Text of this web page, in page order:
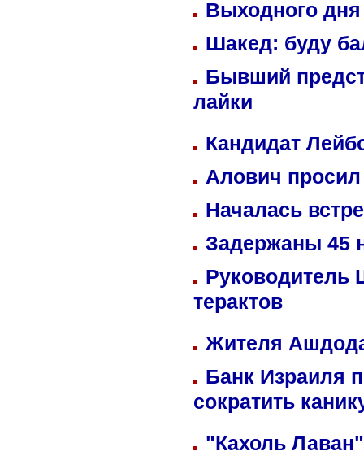
Выходного
Шакед: буду
Бывший
лайки
Кандидат
Алович просил
Началась
Задержаны 45
Руководитель
терактов
Жителя
Банк Израиля
сократить
"Кахоль